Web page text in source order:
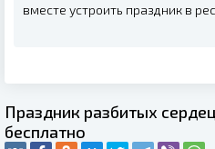
вместе устроить праздник в
Праздник разбитых
бесплатно